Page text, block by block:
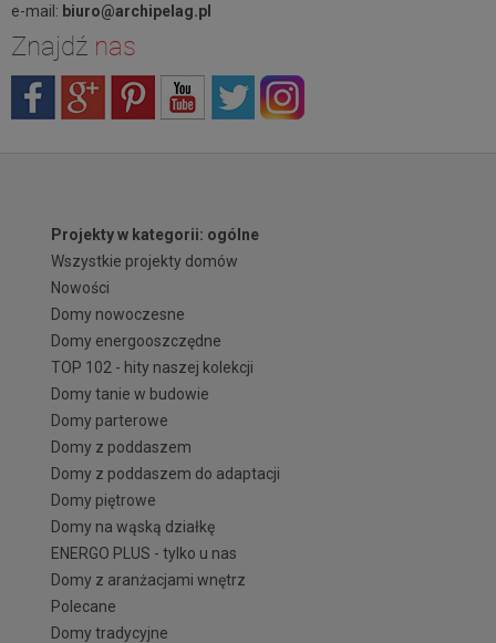
e-mail: biuro@archipelag.pl
Znajdź nas
Projekty w kategorii: ogólne
Wszystkie projekty domów
Nowości
Domy nowoczesne
Domy energooszczędne
TOP 102 - hity naszej kolekcji
Domy tanie w budowie
Domy parterowe
Domy z poddaszem
Domy z poddaszem do adaptacji
Domy piętrowe
Domy na wąską działkę
ENERGO PLUS - tylko u nas
Domy z aranżacjami wnętrz
Polecane
Domy tradycyjne